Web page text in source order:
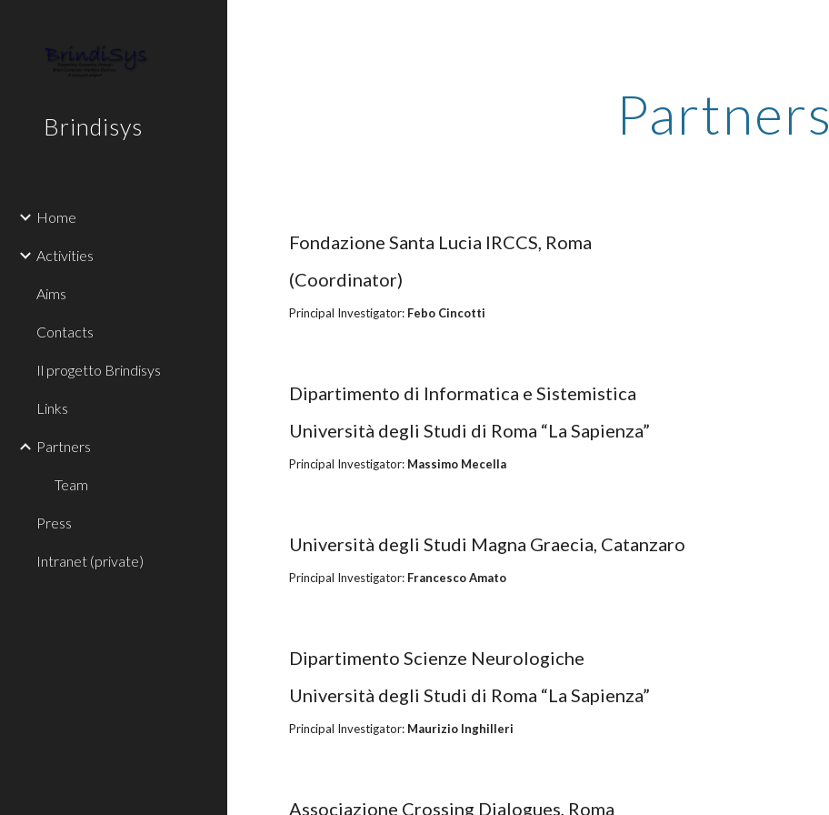
Brindisys
Home
Activities
Aims
Contacts
Il progetto Brindisys
Links
Partners
Team
Press
Intranet (private)
Partners
Fondazione Santa Lucia IRCCS, Roma
(Coordinator)
Principal Investigator: Febo Cincotti
Dipartimento di Informatica e Sistemistica
Università degli Studi di Roma “La Sapienza”
Principal Investigator: Massimo Mecella
Università degli Studi Magna Graecia, Catanzaro
Principal Investigator: Francesco Amato
Dipartimento Scienze Neurologiche
Università degli Studi di Roma “La Sapienza”
Principal Investigator: Maurizio Inghilleri
Associazione Crossing Dialogues, Roma